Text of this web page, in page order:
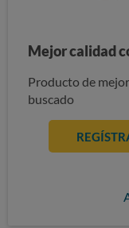
Mejor calidad
Producto de
buscado